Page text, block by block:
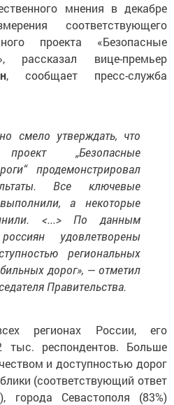
мнения в декабре
соответствующего
проекта «Безопасные
рассказал вице-премьер
, сообщает пресс-служба
смело утверждать, что
„Безопасные
продемонстрировал
Все ключевые
а некоторые
<...> По данным
удовлетворены
региональных
дорог», — отметил
Правительства.
регионах России, его
тыс. респондентов. Больше
и доступностью дорог
(соответствующий ответ
города Севастополя (83%)